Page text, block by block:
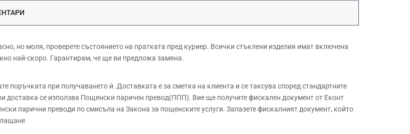
но моля, проверете състоянието на пратката пред куриер. Всички стъклени изделия имат включена
най-скоро. Гарантирам, че ще ви предложа замяна.
при получаването ѝ. Доставката е за сметка на клиента и се таксува според стандартните
се използва Пощенски паричен превод(ППП). Вие ще получите фискален документ от Еконт
парични преводи по смисъла на Закона за пощенските услуги. Запазете фискалният документ, който